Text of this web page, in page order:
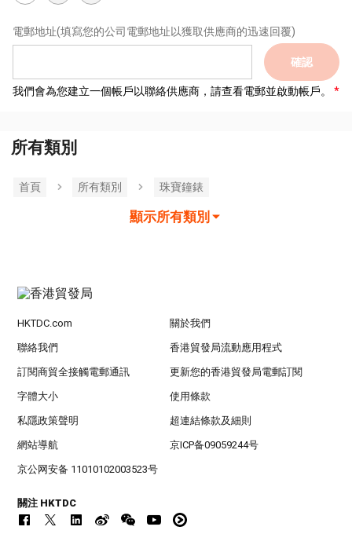
電郵地址(填寫您的公司電郵地址以獲取供應商的迅速回覆)
確認
我們會為您建立一個帳戶以聯絡供應商，請查看電郵並啟動帳戶。
所有類別
首頁 所有類別 珠寶鐘錶
顯示所有類別
HKTDC.com 關於我們
聯絡我們 香港貿發局流動應用程式
訂閱商貿全接觸電郵通訊 更新您的香港貿發局電郵訂閱
字體大小 使用條款
私隱政策聲明 超連結條款及細則
網站導航 京ICP备09059244号
京公网安备 11010102003523号
關注 HKTDC